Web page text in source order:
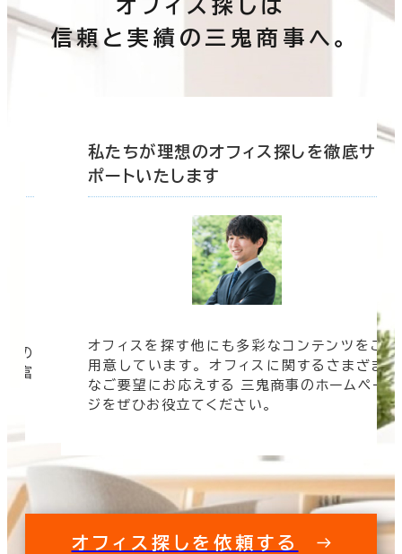
オフィス探しは
信頼と実績の三鬼商事へ。
の
豊富
私たちが理想のオフィス探しを徹底サ
ポートいたします
オフィスを探す他にも多彩なコンテンツをご
用意しています。 オフィスに関するさまざま
なご要望にお応えする 三鬼商事のホームペー
ジをぜひお役立てください。
オフィス探しを依頼する